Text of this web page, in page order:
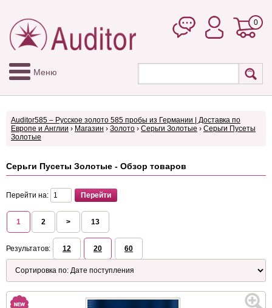
0
Меню
Auditor585 – Русское золото 585 пробы из Германии | Доставка по
Европе и Англии › Магазин › Золото › Серьги Золотые › Серьги Пусеты
Золотые
Серьги Пусеты Золотые - Обзор товаров
Перейти на:
1 2 > 13
Результатов: 12 20 60